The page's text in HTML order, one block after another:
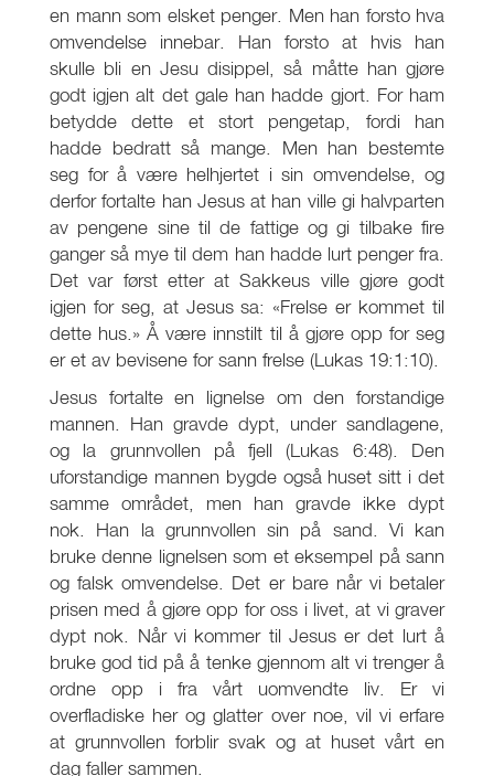
en mann som elsket penger. Men han forsto hva
omvendelse innebar. Han forsto at hvis han
skulle bli en Jesu disippel, så måtte han gjøre
godt igjen alt det gale han hadde gjort. For ham
betydde dette et stort pengetap, fordi han
hadde bedratt så mange. Men han bestemte
seg for å være helhjertet i sin omvendelse, og
derfor fortalte han Jesus at han ville gi halvparten
av pengene sine til de fattige og gi tilbake fire
ganger så mye til dem han hadde lurt penger fra.
Det var først etter at Sakkeus ville gjøre godt
igjen for seg, at Jesus sa: «Frelse er kommet til
dette hus.» Å være innstilt til å gjøre opp for seg
er et av bevisene for sann frelse (Lukas 19:1:10).
Jesus fortalte en lignelse om den forstandige
mannen. Han gravde dypt, under sandlagene,
og la grunnvollen på fjell (Lukas 6:48). Den
uforstandige mannen bygde også huset sitt i det
samme området, men han gravde ikke dypt
nok. Han la grunnvollen sin på sand. Vi kan
bruke denne lignelsen som et eksempel på sann
og falsk omvendelse. Det er bare når vi betaler
prisen med å gjøre opp for oss i livet, at vi graver
dypt nok. Når vi kommer til Jesus er det lurt å
bruke god tid på å tenke gjennom alt vi trenger å
ordne opp i fra vårt uomvendte liv. Er vi
overfladiske her og glatter over noe, vil vi erfare
at grunnvollen forblir svak og at huset vårt en
dag faller sammen.